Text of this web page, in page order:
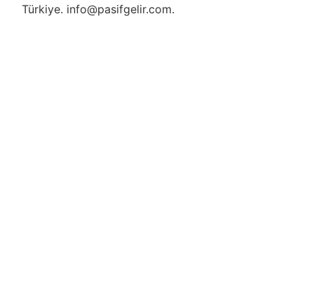
Türkiye. info@pasifgelir.com.